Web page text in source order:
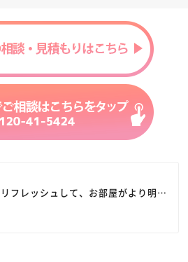
フレッシュして、お部屋がより明る